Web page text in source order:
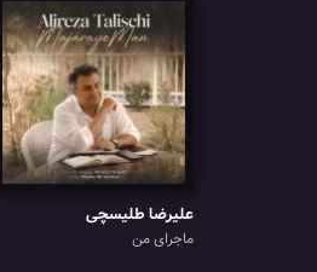
علیرضا طلیسچی
ماجرای من